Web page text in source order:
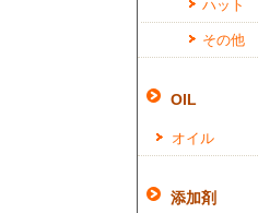
ハット
その他
OIL
オイル
添加剤